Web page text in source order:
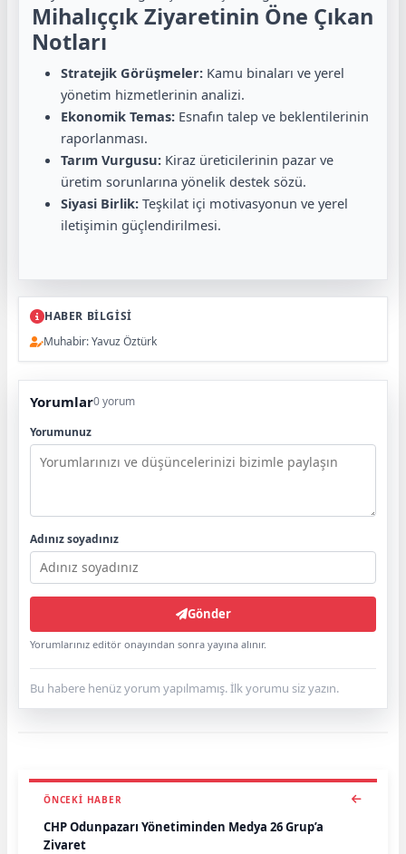
Mihalıççık Ziyaretinin Öne Çıkan
Notları
Stratejik Görüşmeler: Kamu binaları ve yerel
yönetim hizmetlerinin analizi.
Ekonomik Temas: Esnafın talep ve beklentilerinin
raporlanması.
Tarım Vurgusu: Kiraz üreticilerinin pazar ve
üretim sorunlarına yönelik destek sözü.
Siyasi Birlik: Teşkilat içi motivasyonun ve yerel
iletişimin güçlendirilmesi.
HABER BİLGİSİ
Muhabir: Yavuz Öztürk
Yorumlar0 yorum
Yorumunuz
Adınız soyadınız
Gönder
Yorumlarınız editör onayından sonra yayına alınır.
Bu habere henüz yorum yapılmamış. İlk yorumu siz yazın.
ÖNCEKI HABER
CHP Odunpazarı Yönetiminden Medya 26 Grup’a
Ziyaret